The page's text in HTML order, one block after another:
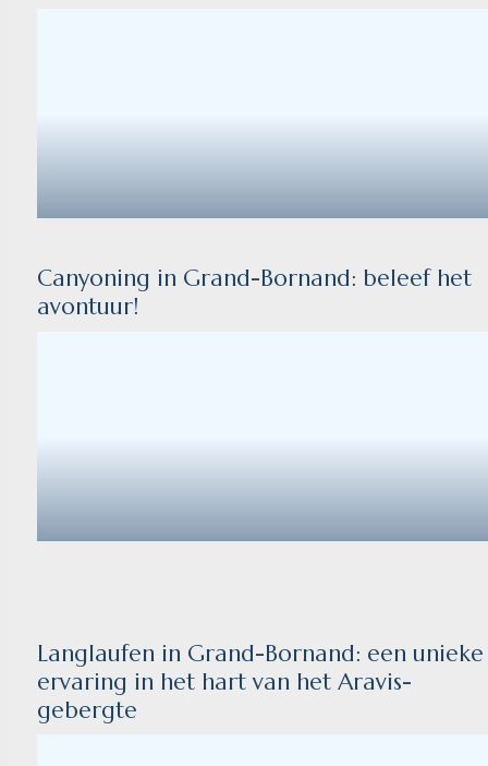
Canyoning in Grand-Bornand: beleef het
avontuur!
Langlaufen in Grand-Bornand: een unieke
ervaring in het hart van het Aravis-
gebergte